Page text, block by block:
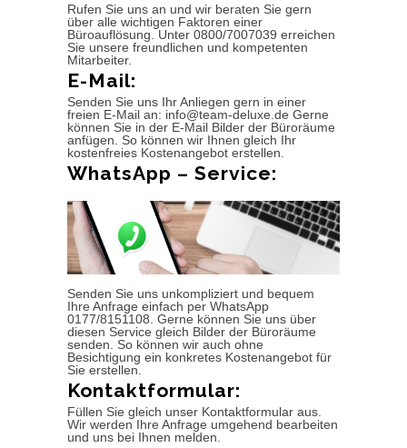
Rufen Sie uns an und wir beraten Sie gern
über alle wichtigen Faktoren einer
Büroauflösung. Unter 0800/7007039 erreichen
Sie unsere freundlichen und kompetenten
Mitarbeiter.
E-Mail:
Senden Sie uns Ihr Anliegen gern in einer
freien E-Mail an: info@team-deluxe.de Gerne
können Sie in der E-Mail Bilder der Büroräume
anfügen. So können wir Ihnen gleich Ihr
kostenfreies Kostenangebot erstellen.
WhatsApp – Service:
Senden Sie uns unkompliziert und bequem
Ihre Anfrage einfach per WhatsApp
0177/8151108. Gerne können Sie uns über
diesen Service gleich Bilder der Büroräume
senden. So können wir auch ohne
Besichtigung ein konkretes Kostenangebot für
Sie erstellen.
Kontaktformular:
Füllen Sie gleich unser Kontaktformular aus.
Wir werden Ihre Anfrage umgehend bearbeiten
und uns bei Ihnen melden.